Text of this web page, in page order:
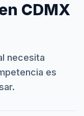
CDMX
necesita
es